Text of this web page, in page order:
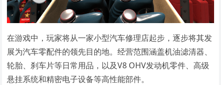
在游戏中，玩家将从一家小型汽车修理店起步，逐步将其发
展为汽车零配件的领先目的地。经营范围涵盖机油滤清器、
轮胎、刹车片等日常用品，以及V8 OHV发动机零件、高级
悬挂系统和精密电子设备等高性能部件。